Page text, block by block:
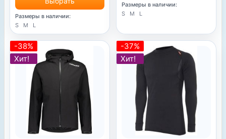
Размеры в наличии:
S
M L
Размеры в наличии:
S
M L
-38%
Хит!
-37%
Хит!